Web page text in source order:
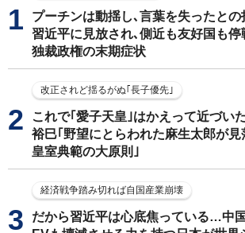
プーチンは動揺し､言葉を失ったと
習近平に見放され､側近も友好国も停
独裁政権の末期症状
改正されど揺るがぬ｢長子優先｣
これで｢愛子天皇｣はかえって近づい
裕巳｢野望にとらわれた麻生太郎が見
皇室典範の大原則｣
経済戦争踏み切れば自国産業崩壊
だから習近平は心底焦っている…中